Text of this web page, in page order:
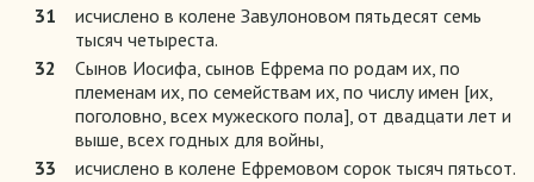
31
исчислено в колене Завулоновом пятьдесят семь
тысяч четыреста.
32
Сынов Иосифа, сынов Ефрема по родам их, по
племенам их, по семействам их, по числу имен [их,
поголовно, всех мужеского пола], от двадцати лет и
выше, всех годных для войны,
33
исчислено в колене Ефремовом сорок тысяч пятьсот.